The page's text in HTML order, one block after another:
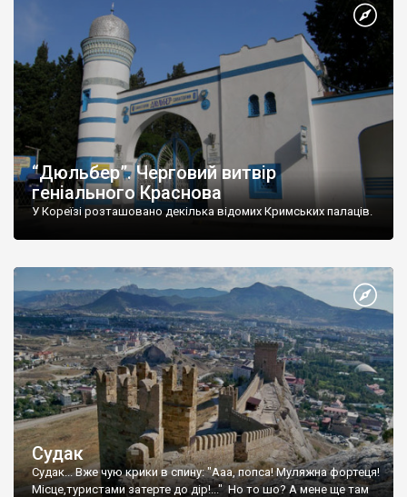
“Дюльбер”. Черговий витвір
геніального Краснова
У Кореїзі розташовано декілька відомих Кримських палаців.
Судак
Судак... Вже чую крики в спину: "Ааа, попса! Муляжна фортеця!
Місце,туристами затерте до дір!..." Но то шо? А мене ще там